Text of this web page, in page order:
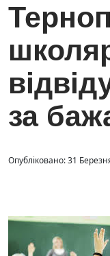
за
Опубліковано: 31